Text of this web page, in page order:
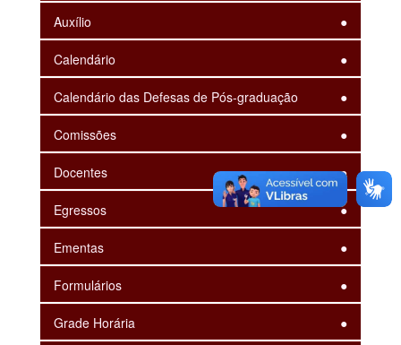
Auxílio
Calendário
Calendário das Defesas de Pós-graduação
Comissões
Docentes
Egressos
Ementas
Formulários
Grade Horária